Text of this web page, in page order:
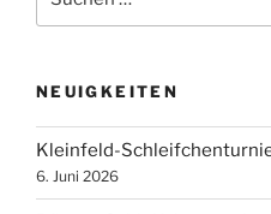
nach:
NEUIGKEITEN
Kleinfeld-
6. Juni 2026